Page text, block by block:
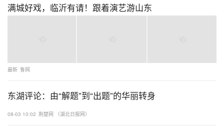
满城好戏，临沂有请！跟着演艺游山东
最新 鲁网
东湖评论：由“解题”到“出题”的华丽转身
08-03 10:02 荆楚网 （湖北日报网）